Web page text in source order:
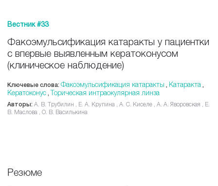
Вестник #33
Факоэмульсификация катаракты у пациентки
с впервые выявленным кератоконусом
(клиническое наблюдение)
Ключевые слова: Факоэмульсификация катаракты , Катаракта ,
Кератоконус , Торическая интраокулярная линза
Авторы: А. В. Трубилин , Е. А. Крупина , А. С. Киселе , А. А. Яворовская , Е.
В. Маслова , О. В. Василькина
Резюме